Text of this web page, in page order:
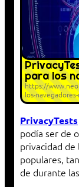
para los
https://
los-
PrivacyTests
podía ser de
privacidad
populares,
de durante